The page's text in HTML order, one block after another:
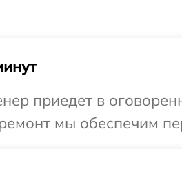
приедет в
мы обеспечим